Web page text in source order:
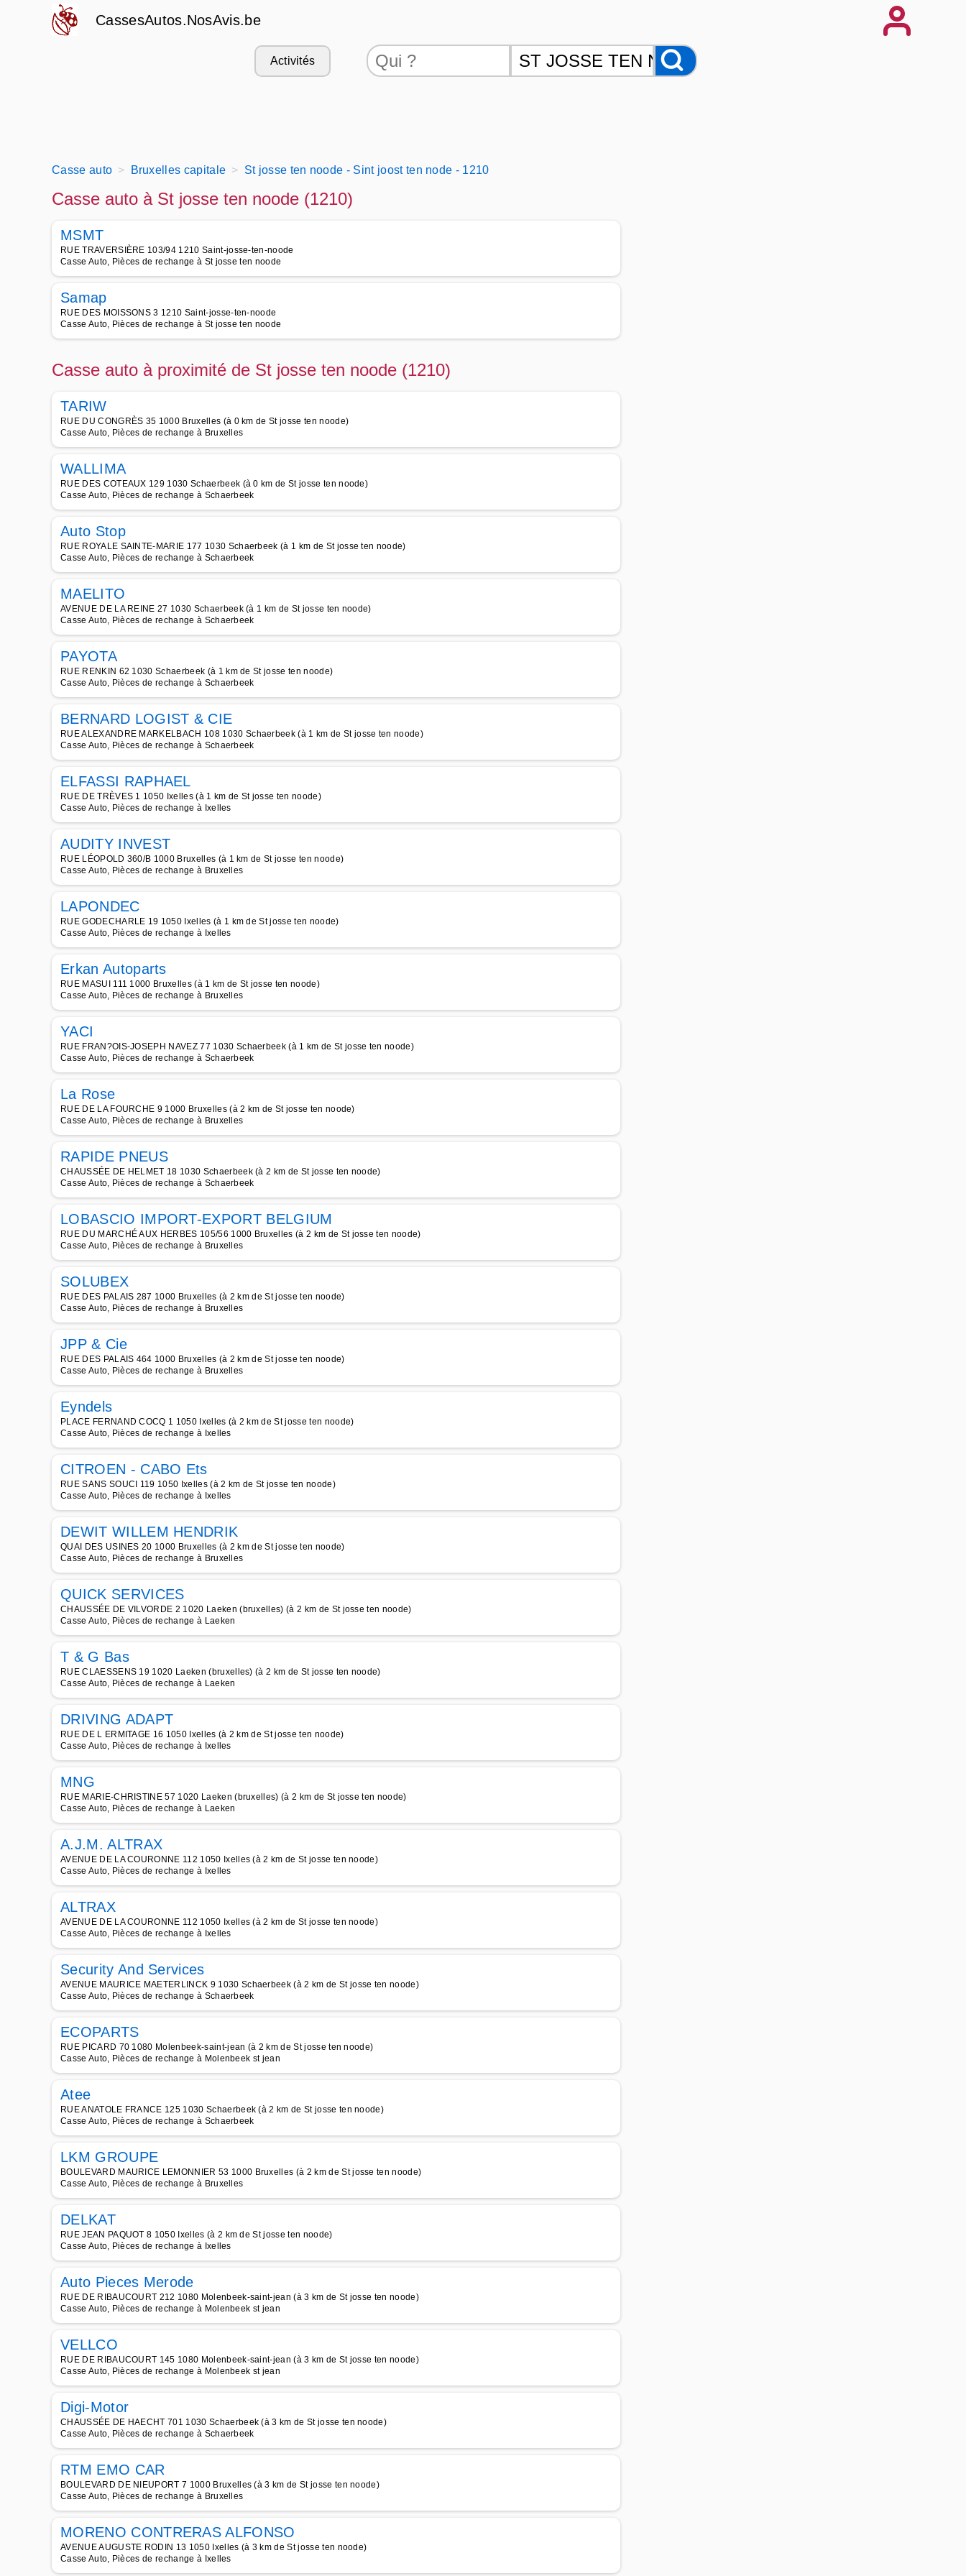
CassesAutos.NosAvis.be
Activités
Casse auto Bruxelles capitale St josse ten noode - Sint joost ten node - 1210
Casse auto à St josse ten noode (1210)
MSMT
RUE TRAVERSIÈRE 103/94 1210 Saint-josse-ten-noode
Casse Auto, Pièces de rechange à St josse ten noode
Samap
RUE DES MOISSONS 3 1210 Saint-josse-ten-noode
Casse Auto, Pièces de rechange à St josse ten noode
Casse auto à proximité de St josse ten noode (1210)
TARIW
RUE DU CONGRÈS 35 1000 Bruxelles (à 0 km de St josse ten noode)
Casse Auto, Pièces de rechange à Bruxelles
WALLIMA
RUE DES COTEAUX 129 1030 Schaerbeek (à 0 km de St josse ten noode)
Casse Auto, Pièces de rechange à Schaerbeek
Auto Stop
RUE ROYALE SAINTE-MARIE 177 1030 Schaerbeek (à 1 km de St josse ten noode)
Casse Auto, Pièces de rechange à Schaerbeek
MAELITO
AVENUE DE LA REINE 27 1030 Schaerbeek (à 1 km de St josse ten noode)
Casse Auto, Pièces de rechange à Schaerbeek
PAYOTA
RUE RENKIN 62 1030 Schaerbeek (à 1 km de St josse ten noode)
Casse Auto, Pièces de rechange à Schaerbeek
BERNARD LOGIST & CIE
RUE ALEXANDRE MARKELBACH 108 1030 Schaerbeek (à 1 km de St josse ten noode)
Casse Auto, Pièces de rechange à Schaerbeek
ELFASSI RAPHAEL
RUE DE TRÈVES 1 1050 Ixelles (à 1 km de St josse ten noode)
Casse Auto, Pièces de rechange à Ixelles
AUDITY INVEST
RUE LÉOPOLD 360/B 1000 Bruxelles (à 1 km de St josse ten noode)
Casse Auto, Pièces de rechange à Bruxelles
LAPONDEC
RUE GODECHARLE 19 1050 Ixelles (à 1 km de St josse ten noode)
Casse Auto, Pièces de rechange à Ixelles
Erkan Autoparts
RUE MASUI 111 1000 Bruxelles (à 1 km de St josse ten noode)
Casse Auto, Pièces de rechange à Bruxelles
YACI
RUE FRAN?OIS-JOSEPH NAVEZ 77 1030 Schaerbeek (à 1 km de St josse ten noode)
Casse Auto, Pièces de rechange à Schaerbeek
La Rose
RUE DE LA FOURCHE 9 1000 Bruxelles (à 2 km de St josse ten noode)
Casse Auto, Pièces de rechange à Bruxelles
RAPIDE PNEUS
CHAUSSÉE DE HELMET 18 1030 Schaerbeek (à 2 km de St josse ten noode)
Casse Auto, Pièces de rechange à Schaerbeek
LOBASCIO IMPORT-EXPORT BELGIUM
RUE DU MARCHÉ AUX HERBES 105/56 1000 Bruxelles (à 2 km de St josse ten noode)
Casse Auto, Pièces de rechange à Bruxelles
SOLUBEX
RUE DES PALAIS 287 1000 Bruxelles (à 2 km de St josse ten noode)
Casse Auto, Pièces de rechange à Bruxelles
JPP & Cie
RUE DES PALAIS 464 1000 Bruxelles (à 2 km de St josse ten noode)
Casse Auto, Pièces de rechange à Bruxelles
Eyndels
PLACE FERNAND COCQ 1 1050 Ixelles (à 2 km de St josse ten noode)
Casse Auto, Pièces de rechange à Ixelles
CITROEN - CABO Ets
RUE SANS SOUCI 119 1050 Ixelles (à 2 km de St josse ten noode)
Casse Auto, Pièces de rechange à Ixelles
DEWIT WILLEM HENDRIK
QUAI DES USINES 20 1000 Bruxelles (à 2 km de St josse ten noode)
Casse Auto, Pièces de rechange à Bruxelles
QUICK SERVICES
CHAUSSÉE DE VILVORDE 2 1020 Laeken (bruxelles) (à 2 km de St josse ten noode)
Casse Auto, Pièces de rechange à Laeken
T & G Bas
RUE CLAESSENS 19 1020 Laeken (bruxelles) (à 2 km de St josse ten noode)
Casse Auto, Pièces de rechange à Laeken
DRIVING ADAPT
RUE DE L ERMITAGE 16 1050 Ixelles (à 2 km de St josse ten noode)
Casse Auto, Pièces de rechange à Ixelles
MNG
RUE MARIE-CHRISTINE 57 1020 Laeken (bruxelles) (à 2 km de St josse ten noode)
Casse Auto, Pièces de rechange à Laeken
A.J.M. ALTRAX
AVENUE DE LA COURONNE 112 1050 Ixelles (à 2 km de St josse ten noode)
Casse Auto, Pièces de rechange à Ixelles
ALTRAX
AVENUE DE LA COURONNE 112 1050 Ixelles (à 2 km de St josse ten noode)
Casse Auto, Pièces de rechange à Ixelles
Security And Services
AVENUE MAURICE MAETERLINCK 9 1030 Schaerbeek (à 2 km de St josse ten noode)
Casse Auto, Pièces de rechange à Schaerbeek
ECOPARTS
RUE PICARD 70 1080 Molenbeek-saint-jean (à 2 km de St josse ten noode)
Casse Auto, Pièces de rechange à Molenbeek st jean
Atee
RUE ANATOLE FRANCE 125 1030 Schaerbeek (à 2 km de St josse ten noode)
Casse Auto, Pièces de rechange à Schaerbeek
LKM GROUPE
BOULEVARD MAURICE LEMONNIER 53 1000 Bruxelles (à 2 km de St josse ten noode)
Casse Auto, Pièces de rechange à Bruxelles
DELKAT
RUE JEAN PAQUOT 8 1050 Ixelles (à 2 km de St josse ten noode)
Casse Auto, Pièces de rechange à Ixelles
Auto Pieces Merode
RUE DE RIBAUCOURT 212 1080 Molenbeek-saint-jean (à 3 km de St josse ten noode)
Casse Auto, Pièces de rechange à Molenbeek st jean
VELLCO
RUE DE RIBAUCOURT 145 1080 Molenbeek-saint-jean (à 3 km de St josse ten noode)
Casse Auto, Pièces de rechange à Molenbeek st jean
Digi-Motor
CHAUSSÉE DE HAECHT 701 1030 Schaerbeek (à 3 km de St josse ten noode)
Casse Auto, Pièces de rechange à Schaerbeek
RTM EMO CAR
BOULEVARD DE NIEUPORT 7 1000 Bruxelles (à 3 km de St josse ten noode)
Casse Auto, Pièces de rechange à Bruxelles
MORENO CONTRERAS ALFONSO
AVENUE AUGUSTE RODIN 13 1050 Ixelles (à 3 km de St josse ten noode)
Casse Auto, Pièces de rechange à Ixelles